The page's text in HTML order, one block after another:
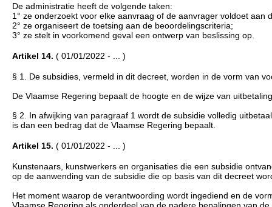
De administratie heeft de volgende taken:
1° ze onderzoekt voor elke aanvraag of de aanvrager voldoet aan
2° ze organiseert de toetsing aan de beoordelingscriteria;
3° ze stelt in voorkomend geval een ontwerp van beslissing op.
Artikel 14. ( 01/01/2022 - ... )
§ 1. De subsidies, vermeld in dit decreet, worden in de vorm van
De Vlaamse Regering bepaalt de hoogte en de wijze van
§ 2. In afwijking van paragraaf 1 wordt de subsidie volledig
is dan een bedrag dat de Vlaamse Regering bepaalt.
Artikel 15. ( 01/01/2022 - ... )
Kunstenaars, kunstwerkers en organisaties die een subsidie
op de aanwending van de subsidie die op basis van dit decreet
Het moment waarop de verantwoording wordt ingediend en de
Vlaamse Regering als onderdeel van de nadere bepalingen van